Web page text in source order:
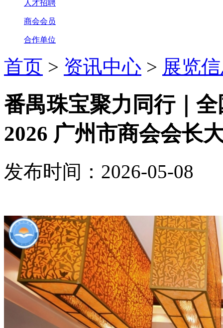
人才招聘
商会会员
合作单位
首页 > 资讯中心 > 展览
番禺珠宝聚力同行｜
2026 广州市商会会长
发布时间：2026-05-08